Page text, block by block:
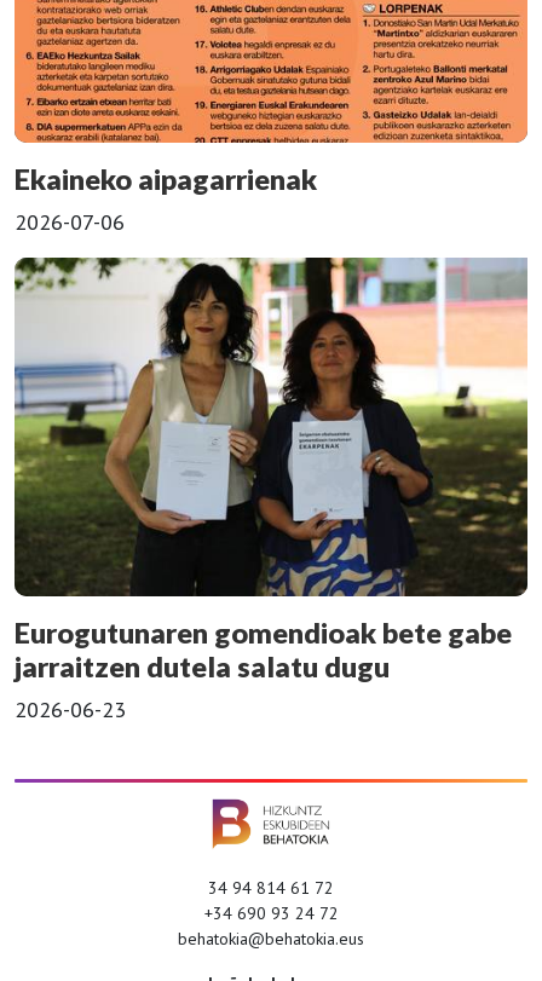
Ekaineko aipagarrienak
2026-07-06
Eurogutunaren gomendioak bete gabe
jarraitzen dutela salatu dugu
2026-06-23
34 94 814 61 72
+34 690 93 24 72
behatokia@behatokia.eus